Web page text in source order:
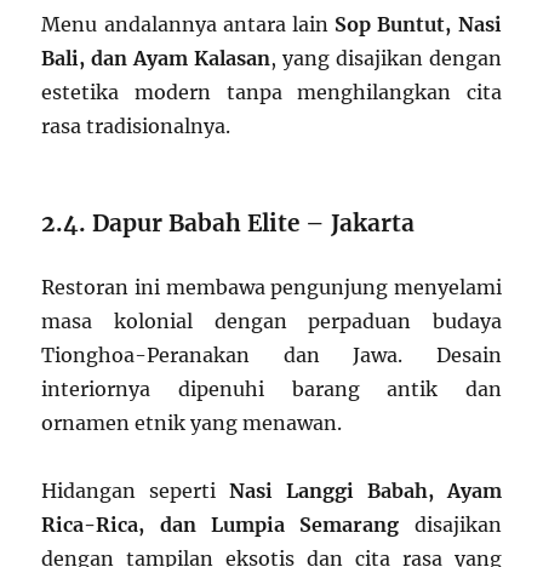
Menu andalannya antara lain Sop Buntut, Nasi
Bali, dan Ayam Kalasan, yang disajikan dengan
estetika modern tanpa menghilangkan cita
rasa tradisionalnya.
2.4. Dapur Babah Elite – Jakarta
Restoran ini membawa pengunjung menyelami
masa kolonial dengan perpaduan budaya
Tionghoa-Peranakan dan Jawa. Desain
interiornya dipenuhi barang antik dan
ornamen etnik yang menawan.
Hidangan sepertiNasi Langgi Babah, Ayam
Rica-Rica, dan Lumpia Semarang disajikan
dengan tampilan eksotis dan cita rasa yang